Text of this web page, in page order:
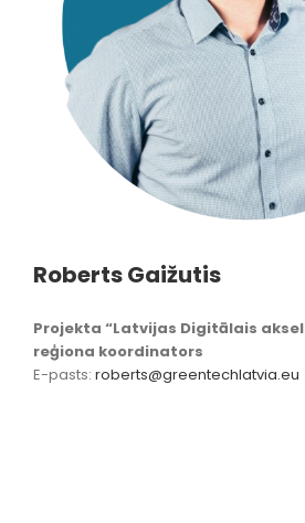
Roberts Gaižutis
Projekta “Latvijas Digitālais
reģiona koordinators
E-pasts: roberts@greentechlatvia.eu